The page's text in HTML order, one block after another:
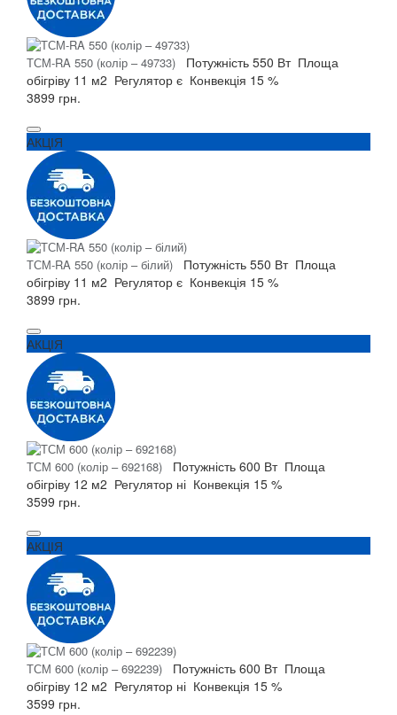
ТСМ-RA 550 (колір – 49733) Потужність 550 Вт Площа
обігріву 11 м2 Регулятор є Конвекція 15 %
3899 грн.
АКЦІЯ
ТСМ-RA 550 (колір – білий) Потужність 550 Вт Площа
обігріву 11 м2 Регулятор є Конвекція 15 %
3899 грн.
АКЦІЯ
ТСМ 600 (колір – 692168) Потужність 600 Вт Площа
обігріву 12 м2 Регулятор ні Конвекція 15 %
3599 грн.
АКЦІЯ
ТСМ 600 (колір – 692239) Потужність 600 Вт Площа
обігріву 12 м2 Регулятор ні Конвекція 15 %
3599 грн.